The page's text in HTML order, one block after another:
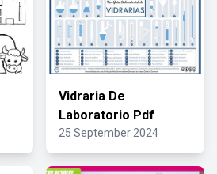
Vidraria De
Laboratorio Pdf
25 September 2024